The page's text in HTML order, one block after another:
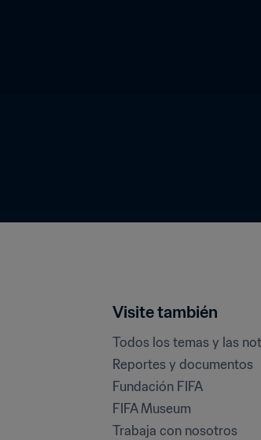
Visite también
Todos los temas y las
Reportes y documentos
Fundación FIFA
FIFA Museum
Trabaja con nosotros